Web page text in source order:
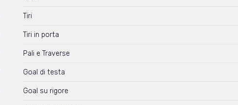
Tiri
Tiri in porta
Pali e Traverse
Goal di testa
Goal su rigore